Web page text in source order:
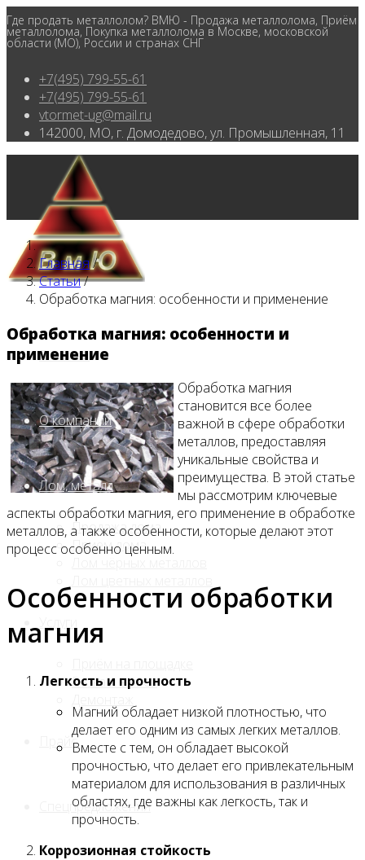
Где продать металлолом? ВМЮ - Продажа металлолома, Приём
металлолома, Покупка металлолома в Москве, московской
области (МО), России и странах СНГ
+7(495) 799-55-61
+7(495) 799-55-61
vtormet-ug@mail.ru
142000, МО, г. Домодедово, ул. Промышленная, 11
Главная
О компании
Лом, металл
Продажа лома
Прием лома
Резка и вывоз
Прайс
Спецпредложения
Главная/
Статьи/
Обработка магния: особенности и применение
Обработка магния: особенности и
применение
Обработка магния
становится все более
важной в сфере обработки
металлов, предоставляя
уникальные свойства и
преимущества. В этой статье
мы рассмотрим ключевые
аспекты обработки магния, его применение в обработке
металлов, а также особенности, которые делают этот
процесс особенно ценным.
Особенности обработки
магния
Легкость и прочность
Магний обладает низкой плотностью, что
делает его одним из самых легких металлов.
Вместе с тем, он обладает высокой
прочностью, что делает его привлекательным
материалом для использования в различных
областях, где важны как легкость, так и
прочность.
Коррозионная стойкость